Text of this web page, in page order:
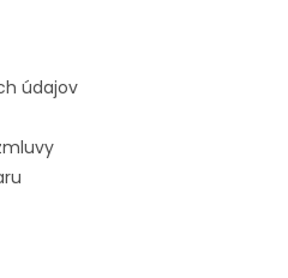
údajov